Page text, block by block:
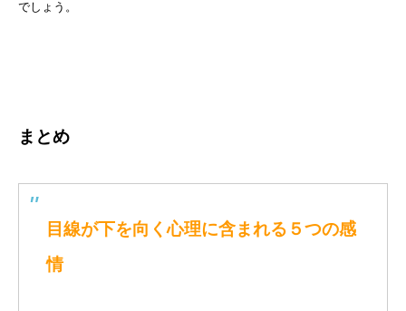
でしょう。
まとめ
目線が下を向く心理に含まれる５つの感
情